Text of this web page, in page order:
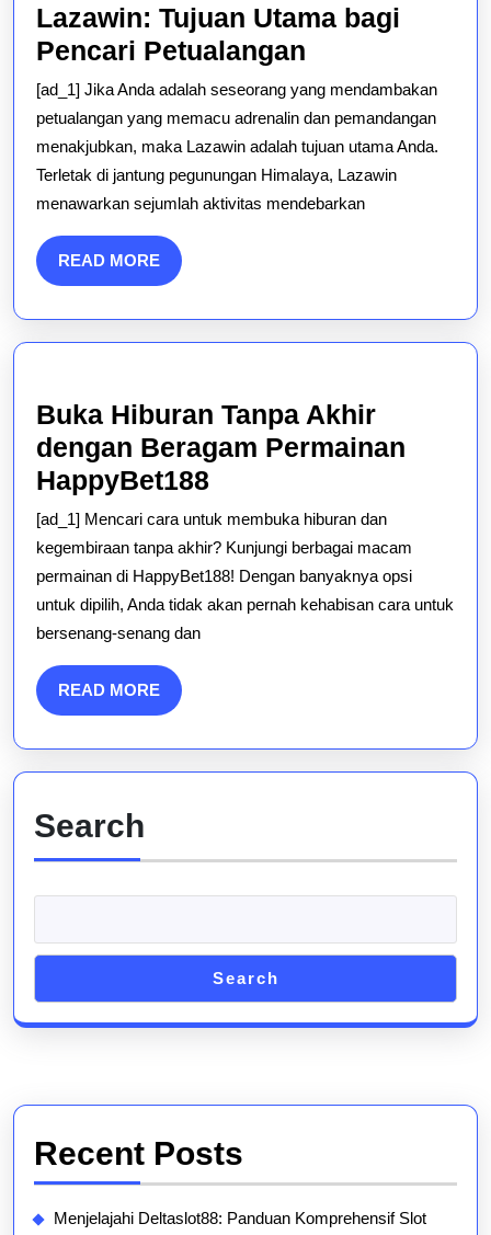
Lazawin: Tujuan Utama bagi
Pencari Petualangan
Tujuan
Utama
bagi
Pencari
Petualangan
[ad_1] Jika Anda adalah seseorang yang mendambakan
petualangan yang memacu adrenalin dan pemandangan
menakjubkan, maka Lazawin adalah tujuan utama Anda.
Terletak di jantung pegunungan Himalaya, Lazawin
menawarkan sejumlah aktivitas mendebarkan
READ MOREREAD
MORE
Buka Hiburan Tanpa Akhir
dengan Beragam Permainan
HappyBet188Buka
Hiburan
Tanpa
Akhir
dengan
[ad_1] Mencari cara untuk membuka hiburan dan
kegembiraan tanpa akhir? Kunjungi berbagai macam
permainan di HappyBet188! Dengan banyaknya opsi
untuk dipilih, Anda tidak akan pernah kehabisan cara untuk
bersenang-senang dan
READ MOREREAD
MORE
Search
Search
Recent Posts
Menjelajahi Deltaslot88: Panduan Komprehensif Slot